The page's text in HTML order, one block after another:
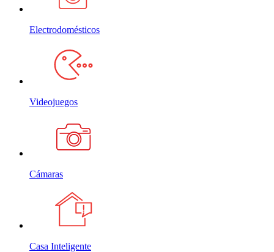
Electrodomésticos
Videojuegos
Cámaras
Casa Inteligente